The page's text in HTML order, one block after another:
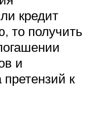
кредит
то получить
и
претензий к